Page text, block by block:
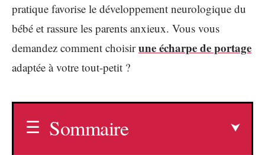
pratique favorise le développement neurologique du
bébé et rassure les parents anxieux. Vous vous
demandez comment choisirune écharpe de portage
adaptée à votre tout-petit ?
Sommaire